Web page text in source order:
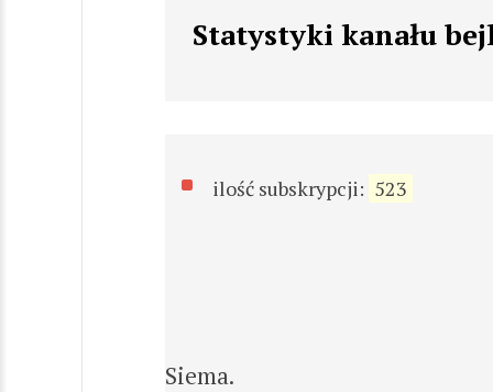
Statystyki kanału
ilość subskrypcji: 523
Siema.